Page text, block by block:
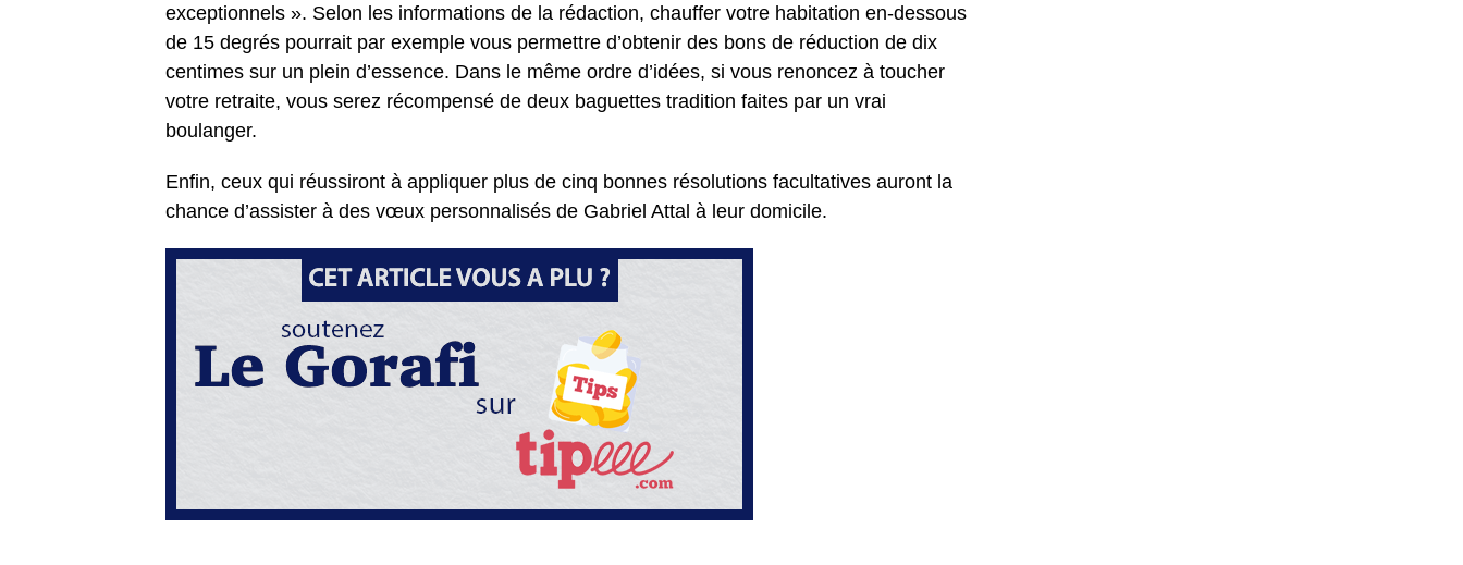
exceptionnels ». Selon les informations de la rédaction, chauffer votre habitation en-dessous
de 15 degrés pourrait par exemple vous permettre d’obtenir des bons de réduction de dix
centimes sur un plein d’essence. Dans le même ordre d’idées, si vous renoncez à toucher
votre retraite, vous serez récompensé de deux baguettes tradition faites par un vrai
boulanger.
Enfin, ceux qui réussiront à appliquer plus de cinq bonnes résolutions facultatives auront la
chance d’assister à des vœux personnalisés de Gabriel Attal à leur domicile.